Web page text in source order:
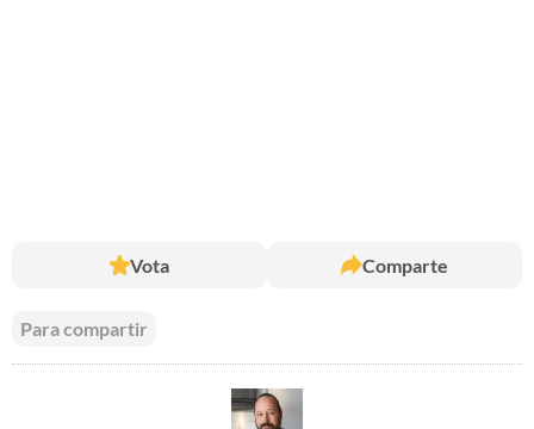
Vota Comparte
Para compartir